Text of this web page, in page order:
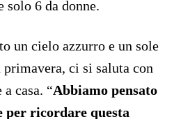
solo 6 da donne.
un cielo azzurro e un sole
primavera, ci si saluta con
casa. “Abbiamo pensato
per ricordare questa